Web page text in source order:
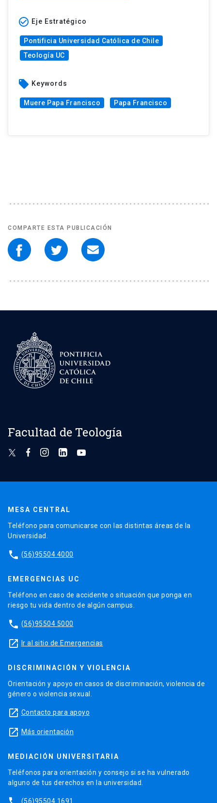
check_circle_outline Eje Estratégico
Pontificia Universidad Católica de Chile
Teología UC
local_offer Keywords
Muere Papa Francisco Papa Francisco
COMPARTE ESTA PUBLICACIÓN
Facultad de Teología
MESA CENTRAL
Teléfono para comunicarse con las distintas áreas de la
Universidad.
phone (56)95504 4000
EMERGENCIAS UC
Teléfono en caso de accidente o situación que ponga en
riesgo tu vida dentro de algún campus.
phone (56)95504 5000
launch Ir al sitio de Emergencias
DISCRIMINACIÓN Y VIOLENCIA
Orientación y apoyo en casos de discriminación, violencia de
género o violencia sexual.
launch Contacto para apoyo
launch Más orientación
MEDIACIÓN UNIVERSITARIA
Teléfonos para orientación y consejo si se ha vulnerado
alguno de tus derechos en la universidad.
(56)95504 1691